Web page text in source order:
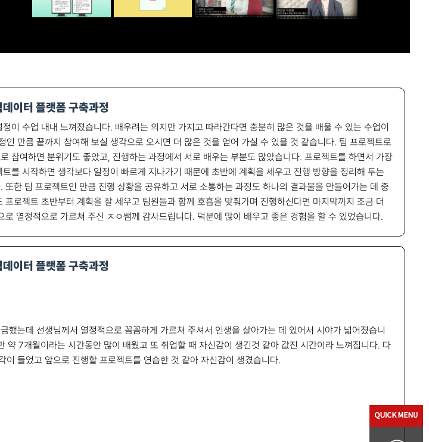
이터 플랫폼 구축과정
이 수업 내내 느껴졌습니다. 배우려는 의지만 가지고 따라간다면 충분히 많은 것을 배울 수 있는 수업이
만큼 끝까지 참여해 보실 생각으로 오시면 더 많은 것을 얻어 가실 수 있을 것 같습니다. 팀 프로젝트로
참여하면 분위기도 좋았고, 진행하는 과정에서 서로 배우는 부분도 많았습니다. 프로젝트를 하면서 가장
를 시작하면 생각보다 일정이 빠르게 지나가기 때문에 초반에 계획을 세우고 진행 방향을 정리해 두는
한 팀 프로젝트인 만큼 진행 상황을 공유하고 서로 소통하는 과정도 하나의 결과물을 만들어가는 데 중
로젝트 초반부터 계획을 잘 세우고 팀원들과 함께 호흡을 맞춰가며 진행하신다면 마지막까지 조금 더
열정적으로 가르쳐 주신 ㅈㅇ쌤께 감사드립니다. 덕분에 많이 배우고 좋은 경험을 할 수 있었습니다.
이터 플랫폼 구축과정
했는데 선생님께서 열정적으로 꼼꼼하게 가르쳐 주셔서 인생을 살아가는 데 있어서 시야가 넓어졌습니
약 7개월이라는 시간동안 많이 배웠고 또 취업할 때 자신감이 생긴것 같아 값진 시간이라 느껴집니다. 다
들었고 앞으로 진행할 프로젝트를 연습한 것 같아 자신감이 생겼습니다.